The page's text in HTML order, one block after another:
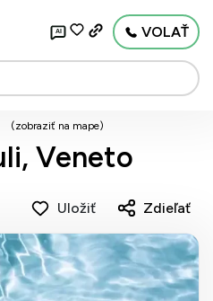
AI VOLAŤ
(zobraziť na mape)
Veneto
Uložiť Zdieľať